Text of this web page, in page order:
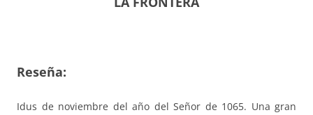
Reseña:
Idus de noviembre del año del Señor de 1065. Una gran